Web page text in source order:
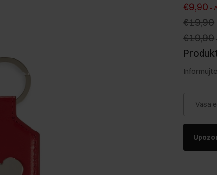
€9,90 -
€19,90
€19,90
Vaša